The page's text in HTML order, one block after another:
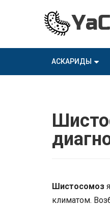
АСКАРИДЫ
Шистосомоз
климатом.